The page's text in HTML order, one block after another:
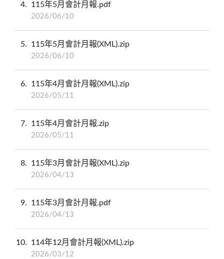
4 115年5月會計月報.pdf
2026/06/10
5 115年5月會計月報(XML).zip
2026/06/10
6 115年4月會計月報(XML).zip
2026/05/11
7 115年4月會計月報.zip
2026/05/11
8 115年3月會計月報(XML).zip
2026/04/13
9 115年3月會計月報.pdf
2026/04/13
10 114年12月會計月報(XML).zip
2026/03/12